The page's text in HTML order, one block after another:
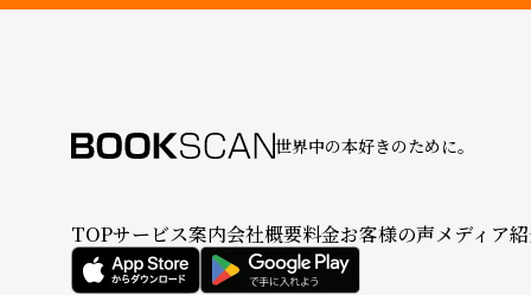
世界中の本好きのために。
TOPサービス案内会社概要料金お客様の声メディア